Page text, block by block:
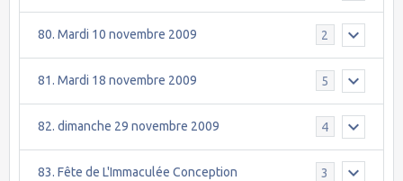
80. Mardi 10 novembre 2009 2
81. Mardi 18 novembre 2009 5
82. dimanche 29 novembre 2009 4
83. Fête de L'Immaculée Conception 3